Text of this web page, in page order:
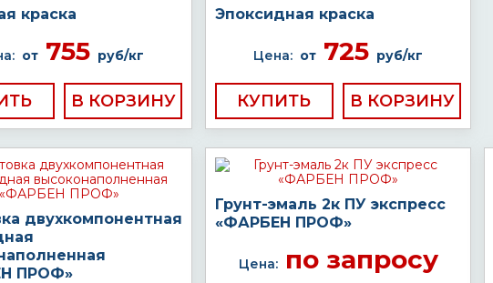
краска
от755 руб/кг
Эпоксидная краска
Цена: от 725 руб/кг
КУПИТЬ
двухкомпонентная
ПРОФ»
Грунт-эмаль 2к ПУ экспресс
«ФАРБЕН ПРОФ»
Цена:по запросу